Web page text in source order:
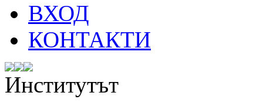
ВХОД
КОНТАКТИ
Институтът